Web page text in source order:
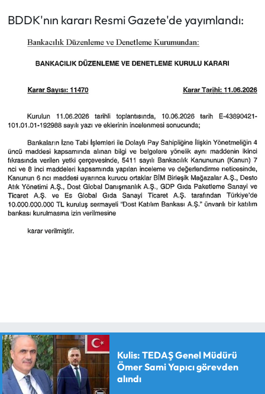
BDDK'nın kararı Resmi Gazete'de yayımlandı:
Kulis: TEDAŞ Genel Müdürü
Ömer Sami Yapıcı görevden
alındı